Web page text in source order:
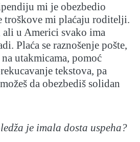
mi je obezbedio
troškove mi plaćaju roditelji.
u Americi svako ima
Plaća se raznošenje pošte,
utakmicama, pomoć
tekstova, pa
da obezbediš solidan
je imala dosta uspeha?